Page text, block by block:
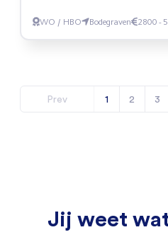
WO / HBO Bodegraven 2800 -
Mechanical Engineer
Prev 1 2 3
Jij weet